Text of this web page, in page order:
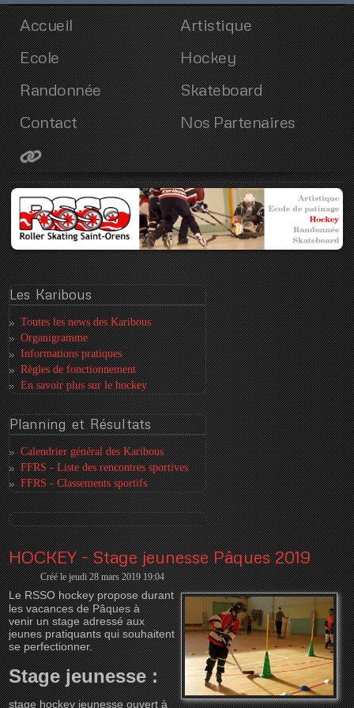
Accueil
Artistique
Ecole
Hockey
Randonnée
Skateboard
Contact
Nos Partenaires
LesKaribous
Toutes les news des Karibous
Organigramme
Informations pratiques
Règles de fonctionnement
En savoir plus sur le hockey
Planninget Résultats
Calendrier général des Karibous
FFRS - Liste des rencontres sportives
FFRS - Classements sportifs
HOCKEY - Stage jeunesse Pâques 2019
Créé le jeudi 28 mars 2019 19:04
Le RSSO hockey proposedurant
les vacances de Pâques à
venirun stageadressé aux
jeunes pratiquants qui souhaitent
se perfectionner.
Stage jeunesse :
stage hockey jeunesse ouvert à